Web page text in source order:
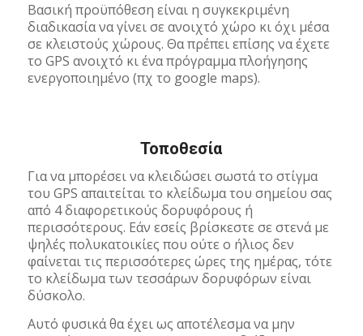
Βασική προϋπόθεση είναι η συγκεκριμένη
διαδικασία να γίνει σε ανοιχτό χώρο κι όχι μέσα
σε κλειστούς χώρους. Θα πρέπει επίσης να έχετε
το GPS ανοιχτό κι ένα πρόγραμμα πλοήγησης
ενεργοποιημένο (πχ το google maps).
Τοποθεσία
Για να μπορέσει να κλειδώσει σωστά το στίγμα
του GPS απαιτείται το κλείδωμα του σημείου σας
από 4 διαφορετικούς δορυφόρους ή
περισσότερους. Εάν εσείς βρίσκεστε σε στενά με
ψηλές πολυκατοικίες που ούτε ο ήλιος δεν
φαίνεται τις περισσότερες ώρες της ημέρας, τότε
το κλείδωμα των τεσσάρων δορυφόρων είναι
δύσκολο.
Αυτό φυσικά θα έχει ως αποτέλεσμα να μην